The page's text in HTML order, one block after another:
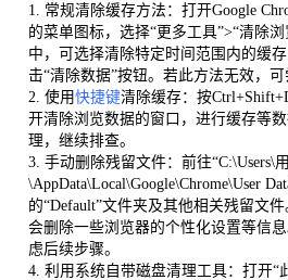
1. 常规清除缓存方法：打开Google
的菜单图标，选择“更多工具”>“清除
中，可选择清除特定时间范围内的缓
击“清除数据”按钮。若此方法无效，可
2. 使用快捷键清除缓存：按
开清除浏览数据的窗口，进行缓存等
理，继续排查。
3. 手动删除残留文件：前往“C:\Users\
\AppData\Local\Google\Chrome\User
的“Default”文件夹及其他相关残留文
会删除一些浏览器的个性化设置等信
虑后续步骤。
4. 利用系统自带磁盘清理工具：打开“